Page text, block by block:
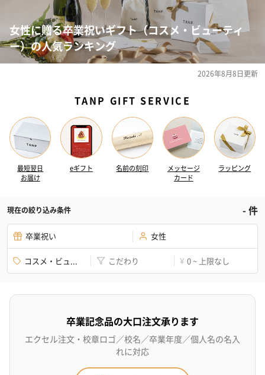
女性に贈る卒業祝いギフト（コスメ・ビューティ
ー）の人気ランキング
2026年8月8日更新
TANP GIFT SERVICE
最短翌日
お届け
eギフト 名前の刻印
メッセージ
カード
ラッピング
現在の絞り込み条件 -件
卒業祝い 女性
コスメ・ビュ... こだわり ¥ 0 ~ 上限なし
卒業記念品の大口注文承ります
エクセル注文・校章ロゴ／校名／卒業年度／個人名の名入
れに対応